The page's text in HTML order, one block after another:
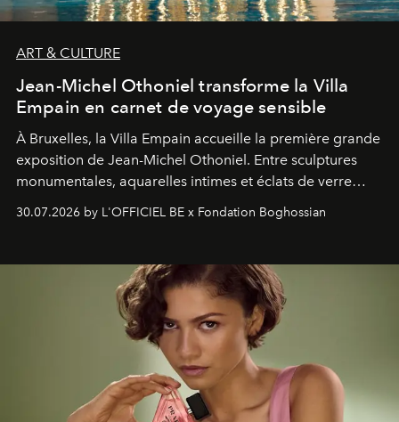
ART & CULTURE
Jean-Michel Othoniel transforme la Villa
Empain en carnet de voyage sensible
À Bruxelles, la Villa Empain accueille la première grande
exposition de Jean-Michel Othoniel. Entre sculptures
monumentales, aquarelles intimes et éclats de verre
soufflé, l’artiste français compose un itinéraire
émotionnel où chaque œuvre devient le souvenir
émerveillement.
30.07.2026 by L'OFFICIEL BE x Fondation Boghossian